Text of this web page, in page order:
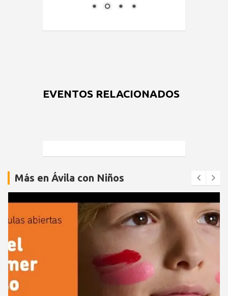
EVENTOS RELACIONADOS
Más en Ávila con Niños